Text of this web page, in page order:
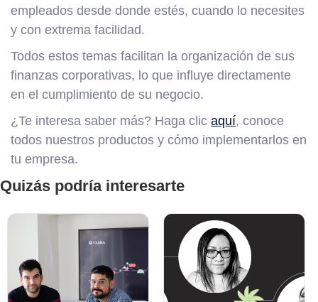
empleados desde donde estés, cuando lo necesites
y con extrema facilidad.
Todos estos temas facilitan la organización de sus
finanzas corporativas, lo que influye directamente
en el cumplimiento de su negocio.
¿Te interesa saber más? Haga clic aquí, conoce
todos nuestros productos y cómo implementarlos en
tu empresa.
Quizás podría interesarte